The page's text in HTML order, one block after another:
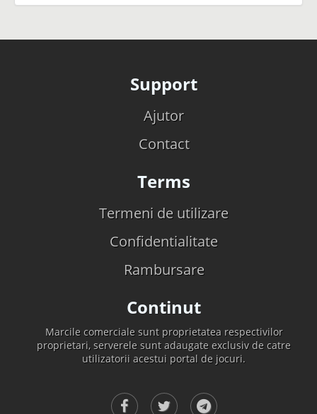
Support
Ajutor
Contact
Terms
Termeni de utilizare
Confidentialitate
Rambursare
Continut
Marcile comerciale sunt proprietatea respectivilor
proprietari, serverele sunt adaugate exclusiv de catre
utilizatorii acestui portal de jocuri.